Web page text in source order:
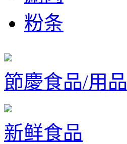
粉条
節慶食品/用品
新鲜食品